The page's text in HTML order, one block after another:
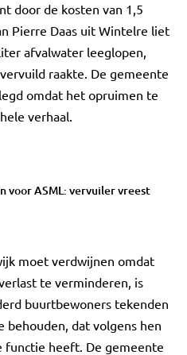
door de kosten van 1,5
Pierre Daas uit Wintelre liet
afvalwater leeglopen,
raakte. De gemeente
omdat het opruimen te
verhaal.
voor ASML: vervuiler vreest
moet verdwijnen omdat
te verminderen, is
buurtbewoners tekenden
dat volgens hen
functie heeft. De gemeente